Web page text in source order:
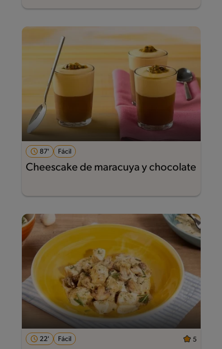
87' Fácil
Cheescake de maracuya y chocolate
22' Fácil 5